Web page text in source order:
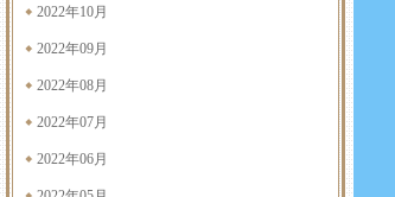
2022年10月
2022年09月
2022年08月
2022年07月
2022年06月